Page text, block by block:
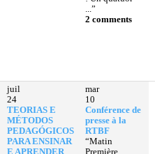
...”
2 comments
juil
24
TEORIAS E
MÉTODOS
PEDAGÓGICOS
PARA ENSINAR
E APRENDER
mar
10
Conférence de
presse à la
RTBF
“Matin
Première